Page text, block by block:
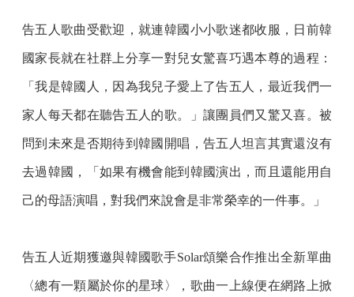
告五人歌曲受歡迎，就連韓國小小歌迷都收服，日前韓
國家長就在社群上分享一對兒女驚喜巧遇本尊的過程：
「我是韓國人，因為我兒子愛上了告五人，最近我們一
家人每天都在聽告五人的歌。」讓團員們又驚又喜。被
問到未來是否期待到韓國開唱，告五人坦言其實還沒有
去過韓國，「如果有機會能到韓國演出，而且還能用自
己的母語演唱，對我們來說會是非常榮幸的一件事。」
告五人近期獲邀與韓國歌手Solar頌樂合作推出全新單曲
〈總有一顆屬於你的星球〉，歌曲一上線便在網路上掀